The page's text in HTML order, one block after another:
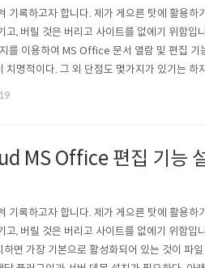
기록하고자 합니다. 제가 게으른 탓에 활용하
, 버릴 것은 버리고 사이트를 없에기 위함입
를 이용하여 MS Office 문서 열람 및 편집 기
치명적이다. 그 외 단점도 몇가지가 있기는 하
서버 대몬을 설치하여 사용하는 것을 소개하
MS Office 편집 기능
기록하고자 합니다. 제가 게으른 탓에 활용하
, 버릴 것은 버리고 사이트를 없에기 위함입
면 가장 기본으로 활성화되어 있는 것이 파